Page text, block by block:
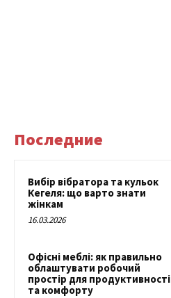
Последние
Вибір вібратора та кульок
Кегеля: що варто знати
жінкам
16.03.2026
Офісні меблі: як правильно
облаштувати робочий
простір для продуктивності
та комфорту